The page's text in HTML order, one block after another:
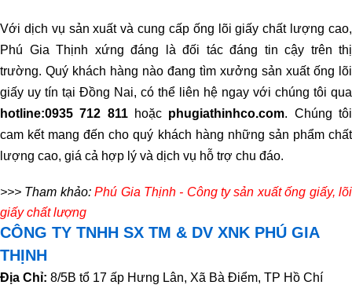
Với dịch vụ sản xuất và cung cấp ống lõi giấy chất lượng cao,
Phú Gia Thịnh xứng đáng là đối tác đáng tin cậy trên thị
trường. Quý khách hàng nào đang tìm xưởng sản xuất ống lõi
giấy uy tín tại Đồng Nai, có thể liên hệ ngay với chúng tôi qua
hotline:0935 712 811hoặc phugiathinhco.com. Chúng tôi
cam kết mang đến cho quý khách hàng những sản phẩm chất
lượng cao, giá cả hợp lý và dịch vụ hỗ trợ chu đáo.
>>> Tham khảo:Phú Gia Thịnh - Công ty sản xuất ống giấy, lõi
giấy chất lượng
CÔNG TY TNHH SX TM & DV XNK PHÚ GIA
THỊNH
Địa Chỉ: 8/5B tổ 17 ấp Hưng Lân, Xã Bà Điểm, TP Hồ Chí